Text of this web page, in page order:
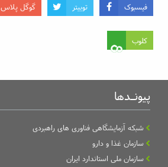
فیسبوک توییتر گوگل پلاس
کلوب
پیونـدها
شبکه آزمایشگاهی فناوری های راهبردی
سازمان غذا و دارو
سازمان ملی استاندارد ایران